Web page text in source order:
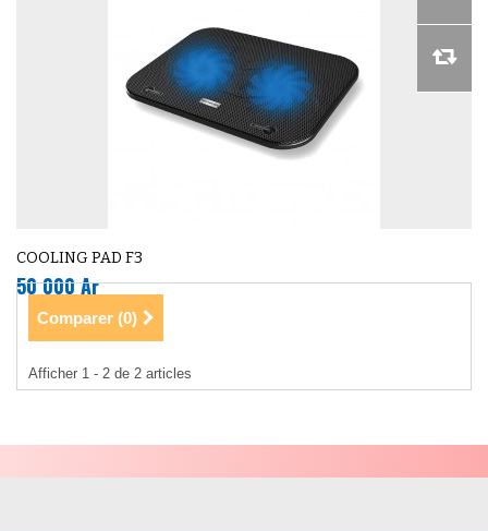
COOLING PAD F3
50 000 Ar
Comparer (0)
Afficher 1 - 2 de 2 articles